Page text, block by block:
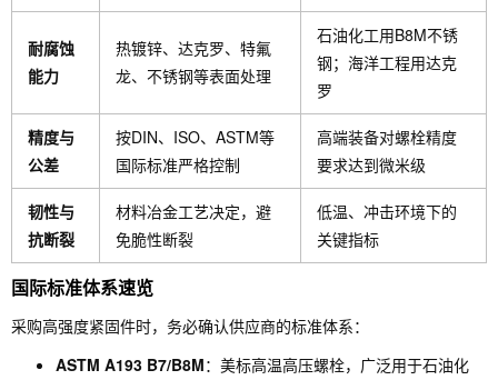
耐腐蚀
能力
热镀锌、达克罗、特氟
龙、不锈钢等表面处理
石油化工用B8M不锈
钢；海洋工程用达克
罗
精度与
公差
按DIN、ISO、ASTM等
国际标准严格控制
高端装备对螺栓精度
要求达到微米级
韧性与
抗断裂
材料冶金工艺决定，避
免脆性断裂
低温、冲击环境下的
关键指标
国际标准体系速览
采购高强度紧固件时，务必确认供应商的标准体系：
ASTM A193 B7/B8M：美标高温高压螺栓，广泛用于石油化